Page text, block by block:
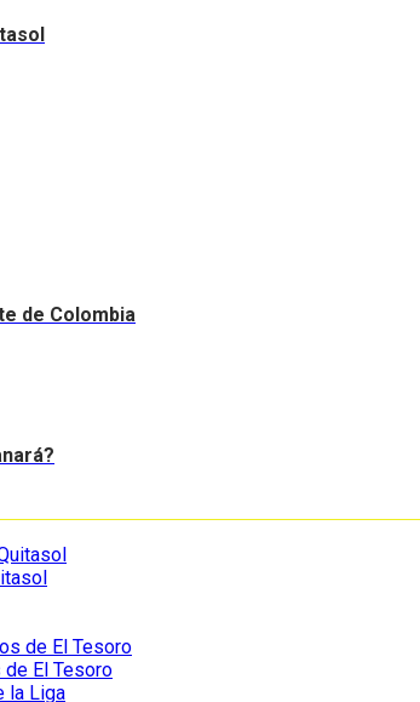
de Colombia
El Tesoro